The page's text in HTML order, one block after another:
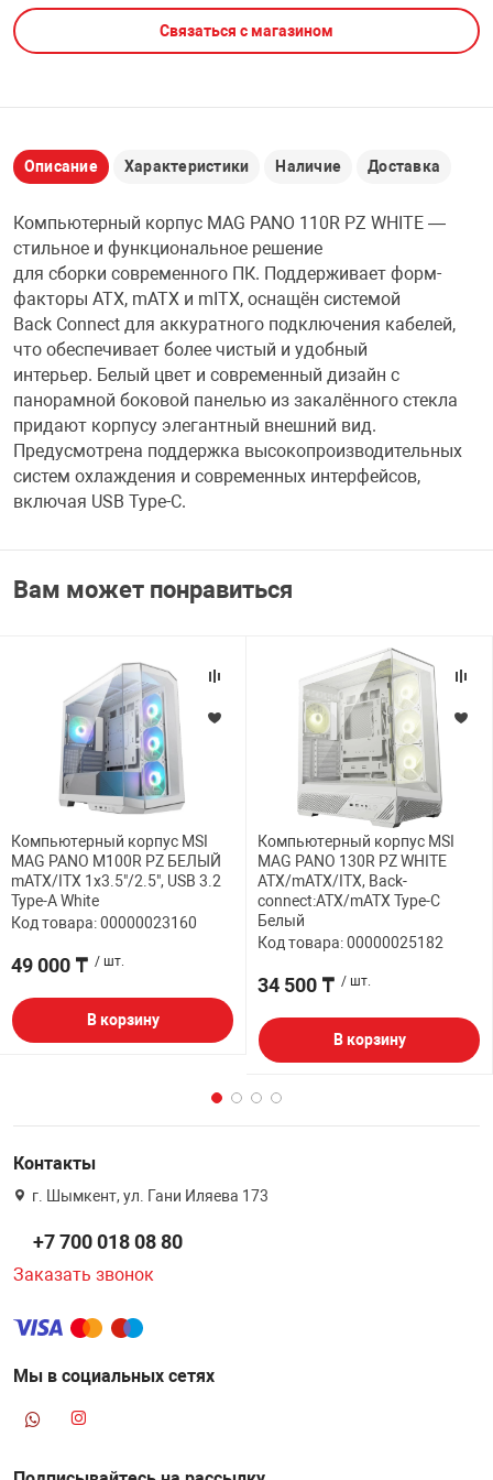
PCI АДАПТЕРЫ
USB
НАБОР ДЛЯ
CD-DVD ДИСКИ
ЛЕНТА ДЛЯ
ДОМА
ТЕХНИКА
Связаться с магазином
Описание Характеристики Наличие Доставка
Компьютерный корпус MAG PANO 110R PZ WHITE —
стильное и функциональное решение
для сборки современного ПК. Поддерживает форм-
факторы ATX, mATX и mITX, оснащён системой
Back Connect для аккуратного подключения кабелей,
что обеспечивает более чистый и удобный
интерьер. Белый цвет и современный дизайн с
панорамной боковой панелью из закалённого стекла
придают корпусу элегантный внешний вид.
Предусмотрена поддержка высокопроизводительных
систем охлаждения и современных интерфейсов,
включая USB Type-C.
Вам может понравиться
Компьютерный корпус MSI
MAG PANO M100R PZ БЕЛЫЙ
mATX/ITX 1x3.5"/2.5", USB 3.2
Type-A White
Код товара: 00000023160
49 000 ₸ / шт.
В корзину
Компьютерный корпус MSI
MAG PANO 130R PZ WHITE
ATX/mATX/ITX, Back-
connect:ATX/mATX Type-C
Белый
Код товара: 00000025182
34 500 ₸ / шт.
В корзину
Контакты
г. Шымкент, ул. Гани Иляева 173
+7 700 018 08 80
Заказать звонок
Мы в социальных сетях